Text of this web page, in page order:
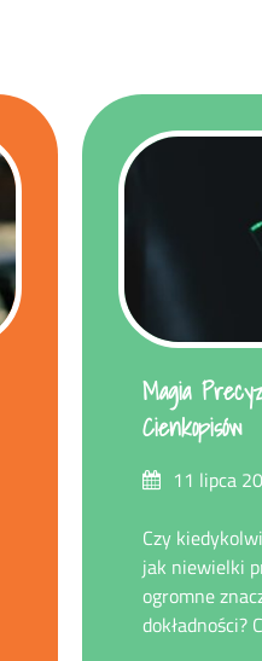
Magia
Cienkopisów
Posted11 lipca
Czy
jak niewielki
ogromne
dokładności?